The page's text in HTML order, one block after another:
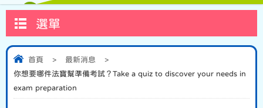
選單
首頁 > 最新消息
>
你想要哪件法寶幫準備考試？Take a quiz to discover your needs in
exam preparation